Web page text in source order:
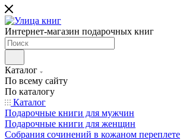
Интернет-магазин подарочных книг
Каталог
По всему сайту
По каталогу
Каталог
Подарочные книги для мужчин
Подарочные книги для женщин
Собрания сочинений в кожаном переплете